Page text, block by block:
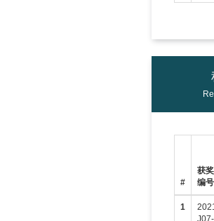
#
获
编号
1